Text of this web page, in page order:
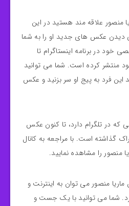
منصور علاقه مند هستید در این
عکس های جدید او را به شما
خود در برنامه اینستاگرام تا
منتشر کرده است. شما می توانید
فرد به پیج او سر بزنید و عکس
که در تلگرام دارد، تا کنون عکس
گذاشته است. با مراجعه به کانال
منصور را مشاهده نمایید.
منصور می توان به اینترنت و
شما می توانید با یک جست و